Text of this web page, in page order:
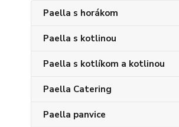
Paella s horákom
Paella s kotlinou
Paella s kotlíkom a kotlinou
Paella Catering
Paella panvice